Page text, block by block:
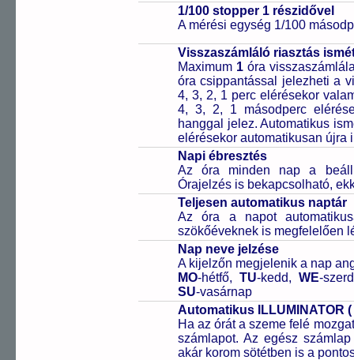
1/100 stopper 1 részidővel
A mérési egység 1/100
Visszaszámláló riasztás
Maximum 1óra
óra csippantással jelezheti a
4, 3, 2, 1 perc elérésekor
4, 3, 2, 1 másodperc
hanggal jelez. Automatikus
elérésekor automatikusan újra
Napi ébresztés
Az óra minden nap a
Órajelzés is bekapcsolható,
Teljesen automatikus naptár
Az óra a napot
szökőéveknek is megfelelően
Nap neve jelzése
A kijelzőn megjelenik a nap
MO-hétfő,TU-kedd,WE-
SU-vasárnap
Automatikus ILLUMINATOR
Ha az órát a szeme felé
számlapot. Az egész
akár korom sötétben is a